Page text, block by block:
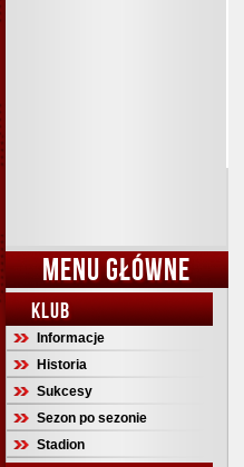
MENU GŁÓWNE
KLUB
Informacje
Historia
Sukcesy
Sezon po sezonie
Stadion